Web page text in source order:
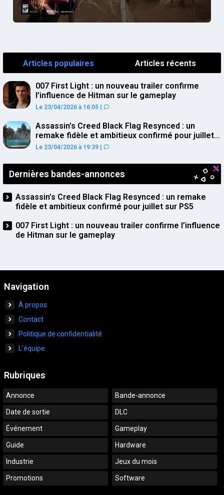
Articles populaires Articles récents
007 First Light : un nouveau trailer confirme
l’influence de Hitman sur le gameplay
Le 23/04/2026 à 16:05 |
Assassin’s Creed Black Flag Resynced : un
remake fidèle et ambitieux confirmé pour juillet
sur PS5
Le 23/04/2026 à 19:39 |
Dernières bandes-annonces
Assassin’s Creed Black Flag Resynced : un remake
fidèle et ambitieux confirmé pour juillet sur PS5
007 First Light : un nouveau trailer confirme l’influence
de Hitman sur le gameplay
Navigation
À propos
Contact
Politique de confidentialité
L’équipe
Rubriques
Annonce Bande-annonce
Date de sortie DLC
Événement Gameplay
Guide Hardware
Industrie Jeux du mois
Promotions Software